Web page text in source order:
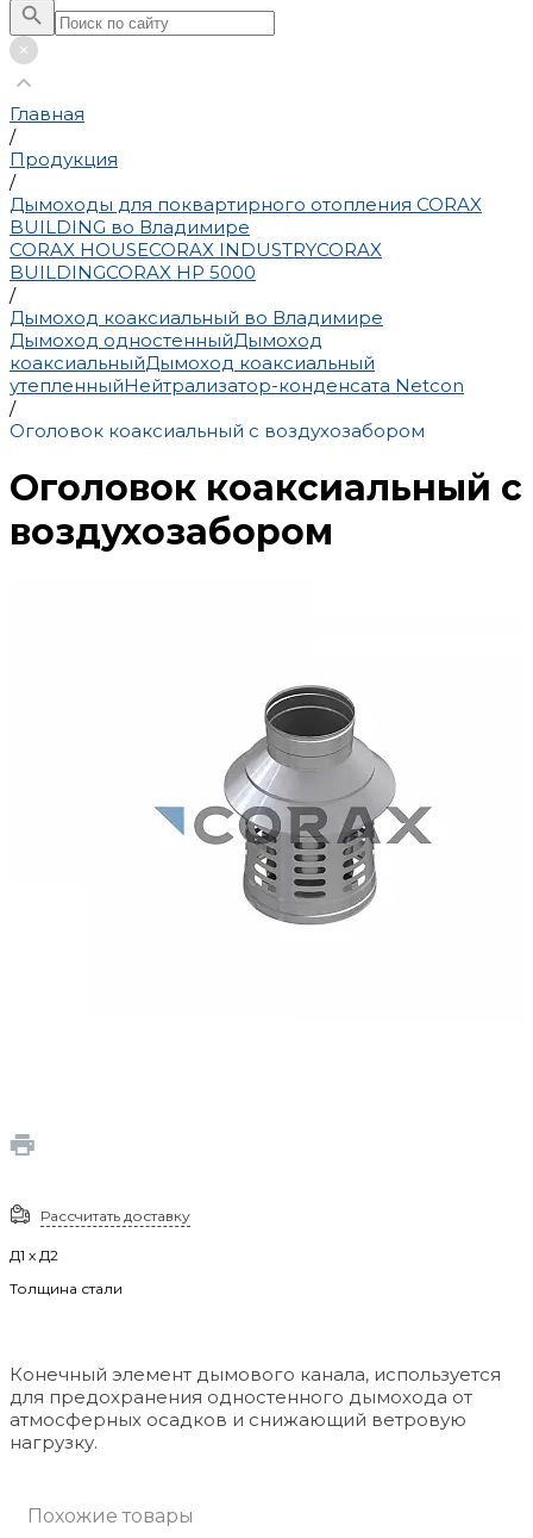
Главная
/
Продукция
/
Дымоходы для поквартирного отопления CORAX
BUILDING во Владимире
CORAX HOUSECORAX INDUSTRYCORAX
BUILDINGCORAX HP 5000
/
Дымоход коаксиальный во Владимире
Дымоход одностенныйДымоход
коаксиальныйДымоход коаксиальный
утепленныйНейтрализатор-конденсата Netcon
/
Оголовок коаксиальный с воздухозабором
Оголовок коаксиальный с
воздухозабором
Рассчитать доставку
Д1 х Д2
Толщина стали
Конечный элемент дымового канала, используется
для предохранения одностенного дымохода от
атмосферных осадков и снижающий ветровую
нагрузку.
Похожие товары